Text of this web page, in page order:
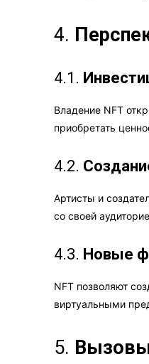
4.
4.1.
Владение NFT
приобретать
4.2.
Артисты и
со своей
4.3. Новые
NFT позволяют
виртуальными
5. Вызовы